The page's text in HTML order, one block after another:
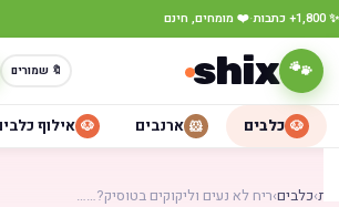
·❤️ מומחים, חינם
🐾
shix 🔖 שמורים
🐶 כלבים 🐹 ארנבים 🐶 אילוף כלבים
›כלבים›ריח לא נעים וליקוקים בטוסיק?……